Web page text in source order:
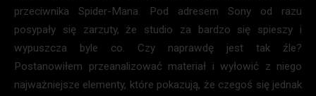
przeciwnika Spider-Mana. Pod adresem Sony od razu
posypały się zarzuty, że studio za bardzo się spieszy i
wypuszcza byle co. Czy naprawdę jest tak źle?
Postanowiłem przeanalizować materiał i wyłowić z niego
najważniejsze elementy, które pokazują, że czegoś się jednak